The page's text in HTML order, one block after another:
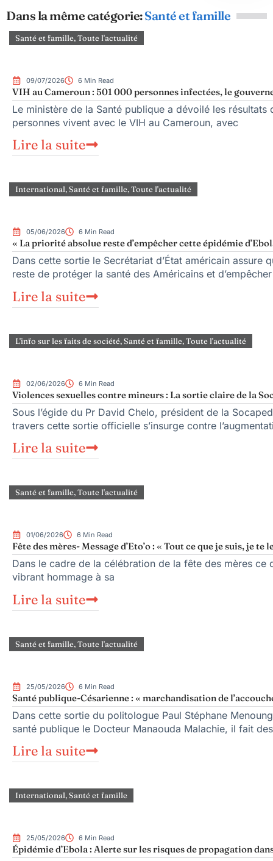
Dans la même catégorie:Santé et famille
Santé et famille,Toute l'actualité
09/07/2026 6 Min Read
VIH au Cameroun : 501 000 personnes infectées, le
Le ministère de la Santé publique a dévoilé les
personnes vivent avec le VIH au Cameroun, avec
Lire la suite
International,Santé et famille,Toute l'actualité
05/06/2026 6 Min Read
« La priorité absolue reste d’empêcher cette épidémie
Dans cette sortie le Secrétariat d’État américain assure
reste de protéger la santé des Américains et d’empêcher
Lire la suite
L'info sur les faits de société,Santé et famille,Toute l'actualité
02/06/2026 6 Min Read
Violences sexuelles contre mineurs : La sortie claire de la
Sous l’égide du Pr David Chelo, président de la
travers cette sortie officielle s’insurge contre
Lire la suite
Santé et famille,Toute l'actualité
01/06/2026 6 Min Read
Fête des mères- Message d’Eto’o : « Tout ce que je suis, je te
Dans le cadre de la célébration de la fête des mères ce
vibrant hommage à sa
Lire la suite
Santé et famille,Toute l'actualité
25/05/2026 6 Min Read
Santé publique-Césarienne : « marchandisation de
Dans cette sortie du politologue Paul Stéphane
santé publique le Docteur Manaouda Malachie, il fait
Lire la suite
International,Santé et famille
25/05/2026 6 Min Read
Épidémie d’Ebola : Alerte sur les risques de propagation